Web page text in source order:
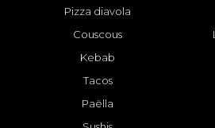
Pizza diavola
Couscous
Kebab
Tacos
Paëlla